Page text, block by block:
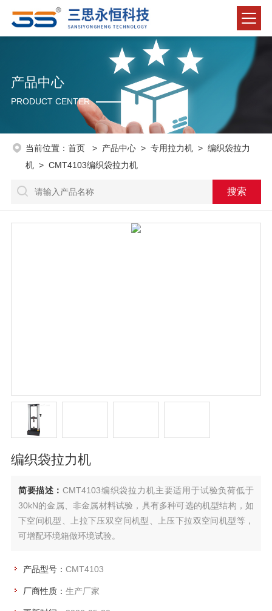
产品中心
PRODUCT CENTER
当前位置： 首页 > 产品中心> 专用拉力机> 编织袋拉力
机> CMT4103编织袋拉力机
编织袋拉力机
简要描述： CMT4103编织袋拉力机主要适用于试验负荷低于
30kN的金属、非金属材料试验，具有多种可选的机型结构，如
下空间机型、上拉下压双空间机型、上压下拉双空间机型等，
可增配环境箱做环境试验。
产品型号： CMT4103
厂商性质： 生产厂家